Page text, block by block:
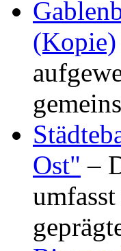
(Kopie)
Ost" –